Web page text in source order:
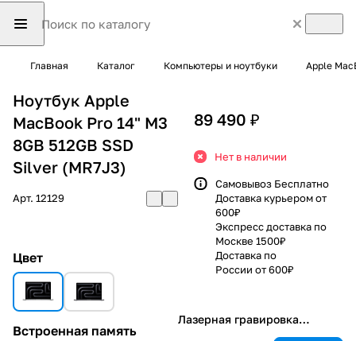
Главная Каталог Компьютеры и ноутбуки Apple
Ноутбук Apple
MacBook Pro 14" M3
8GB 512GB SSD
Silver (MR7J3)
Арт. 12129
Цвет
Встроенная память
89 490 ₽
Нет в наличии
Самовывоз Бесплатно
Доставка курьером от
600₽
Экспресс доставка по
Москве 1500₽
Доставка по
России от 600₽
Лазерная гравировка